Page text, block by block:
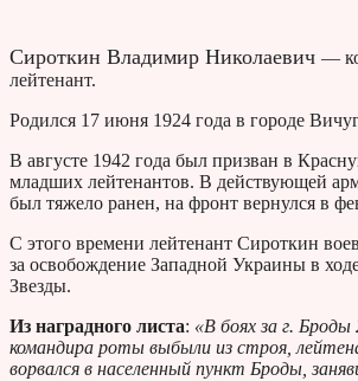
Сироткин Владимир Николаевич —
лейтенант.
Родился 17 июня 1924 года в городе
В августе 1942 года был призван в
младших лейтенантов. В действующей
был тяжело ранен, на фронт вернулся в
С этого времени лейтенант Сироткин
за освобождение Западной Украины в
Звезды.
Из наградного листа: «В боях за г.
командира роты выбыли из строя,
ворвался в населенный пункт Броды,